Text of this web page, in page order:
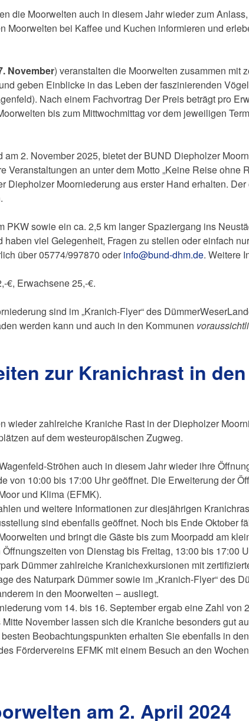
die Moorwelten auch in diesem Jahr wieder zum
Moorwelten bei Kaffee und Kuchen informieren und
November) veranstalten die Moorwelten zusammen mit
geben Einblicke in das Leben der faszinierenden
Nach einem Fachvortrag Der Preis beträgt pro
bis zum Mittwochmittag vor dem jeweiligen
2. November 2025, bietet der BUND Diepholzer
an unter dem Motto „Keine Reise ohne
Diepholzer Moorniederung aus erster Hand erhalten.
sowie ein ca. 2,5 km langer Spaziergang ins
viel Gelegenheit, Fragen zu stellen oder einfach
über 05774/997870 oder info@bund-dhm.de. Weitere
€, Erwachsene 25,-€.
sind im „Kranich-Flyer“ des
werden kann und auch in den Kommunen
zur Kranichrast in
wieder zahlreiche Kraniche Rast in der Diepholzer
auf dem westeuropäischen Zugweg.
Ströhen auch in diesem Jahr wieder ihre
von 10:00 bis 17:00 Uhr geöffnet. Die Erweiterung der
und Klima (EFMK).
und weitere Informationen zur diesjährigen
sind ebenfalls geöffnet. Noch bis Ende Oktober
und bringt die Gäste bis zum Moorpadd am
von Dienstag bis Freitag, 13:00 bis 17:00
Dümmer zahlreiche Kranichexkursionen mit
des Naturpark Dümmer sowie im „Kranich-Flyer“ des
in den Moorwelten – ausliegt.
vom 14. bis 16. September ergab eine Zahl von
November lassen sich die Kraniche besonders gut
Beobachtungspunkten erhalten Sie ebenfalls in
Fördervereins EFMK mit einem Besuch an den
am 2. April 2024